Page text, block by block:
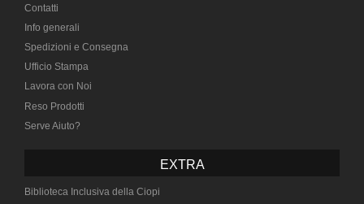
Contatti
Info generali
Spedizioni e Consegna
Ufficio Stampa
Lavora con Noi
Reso Prodotti
Serve Aiuto?
EXTRA
Biblioteca Inclusiva della Ciopi